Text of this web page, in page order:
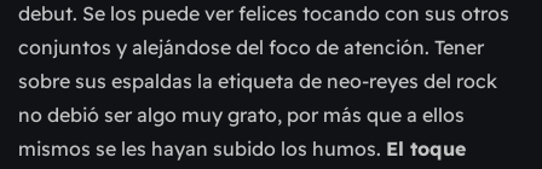
debut. Se los puede ver felices tocando con sus otros
conjuntos y alejándose del foco de atención. Tener
sobre sus espaldas la etiqueta de neo-reyes del rock
no debió ser algo muy grato, por más que a ellos
mismos se les hayan subido los humos. El toque